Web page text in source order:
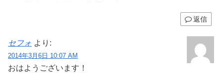
返信
セフォ より:
2014年3月6日 10:07 AM
おはようございます！